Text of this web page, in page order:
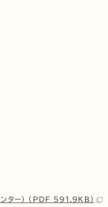
ンター） （PDF 591.9KB）